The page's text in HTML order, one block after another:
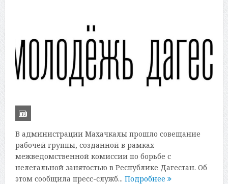
В администрации Махачкалы прошло совещание
рабочей группы, созданной в рамках
межведомственной комиссии по борьбе с
нелегальной занятостью в Республике Дагестан. Об
этом сообщила пресс-служб... Подробнее